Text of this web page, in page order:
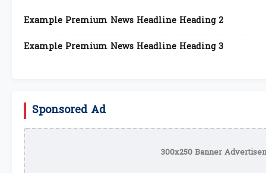
Example Premium News Headline Heading 2
Example Premium News Headline Heading 3
Sponsored Ad
300x250 Banner